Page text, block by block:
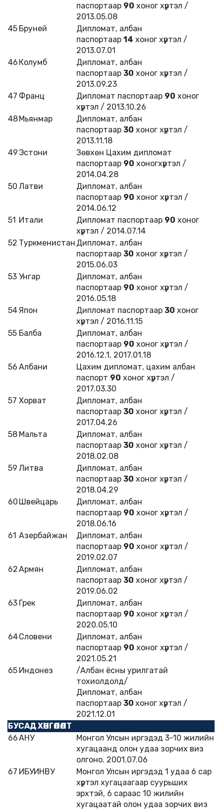
паспортаар 90 хоног хүртэл /
2013.05.08
45 Бруней
Дипломат, албан
паспортаар 14 хоног хүртэл /
2013.07.01
46 Колумб
Дипломат, албан
паспортаар 30 хоног хүртэл /
2013.09.23
47 Франц Дипломат паспортаар 90 хоног
хүртэл / 2013.10.26
48Мьянмар
Дипломат, албан
паспортаар 30 хоног хүртэл /
2013.11.18
49 Эстони
Зөвхөн Цахим дипломат
паспортаар 90 хоногхүртэл /
2014.04.28
50 Латви
Дипломат, албан
паспортаар 90 хоног хүртэл /
2014.06.12
51 Итали Дипломат паспортаар 90 хоног
хүртэл / 2014.07.14
52 Туркменистан Дипломат, албан
паспортаар 30 хоног хүртэл /
2015.06.03
53 Унгар
Дипломат, албан
паспортаар 90 хоног хүртэл /
2016.05.18
54 Япон Дипломат паспортаар 30 хоног
хүртэл / 2016.11.15
55 Балба
Дипломат, албан
паспортаар 90 хоног хүртэл /
2016.12.1, 2017.01.18
56 Албани
Цахим дипломат, цахим албан
паспорт 90 хоног хүртэл /
2017.03.30
57 Хорват
Дипломат, албан
паспортаар 30 хоног хүртэл /
2017.04.26
58 Мальта
Дипломат, албан
паспортаар 30 хоног хүртэл /
2018.02.08
59 Литва
Дипломат, албан
паспортаар 30 хоног хүртэл /
2018.04.29
60 Швейцарь
Дипломат, албан
паспортаар 90 хоног хүртэл /
2018.06.16
61 Азербайжан
Дипломат, албан
паспортаар 90 хоног хүртэл /
2019.02.07
62Армян
Дипломат, албан
паспортаар 30 хоног хүртэл /
2019.06.02
63 Грек
Дипломат, албан
паспортаар 90 хоног хүртэл /
2020.05.10
64Словени
Дипломат, албан
паспортаар 90 хоног хүртэл /
2021.05.21
65 Индонез
/Албан ёсны урилгатай
тохиолдолд/
Дипломат, албан
паспортаар 30 хоног хүртэл /
2021.12.01
БУСАД ХӨНГӨЛӨЛТ
66АНУ
Монгол Улсын иргэдэд 3-10 жилийн
хугацаанд олон удаа зорчих виз
олгоно. 2001.07.06
67 ИБУИНВУ
Монгол Улсын иргэдэд 1 удаа 6 сар
хүртэл хугацаагаар суурьших
эрхтэй, 6 сараас 10 жилийн
хугацаатай олон удаа зорчих виз